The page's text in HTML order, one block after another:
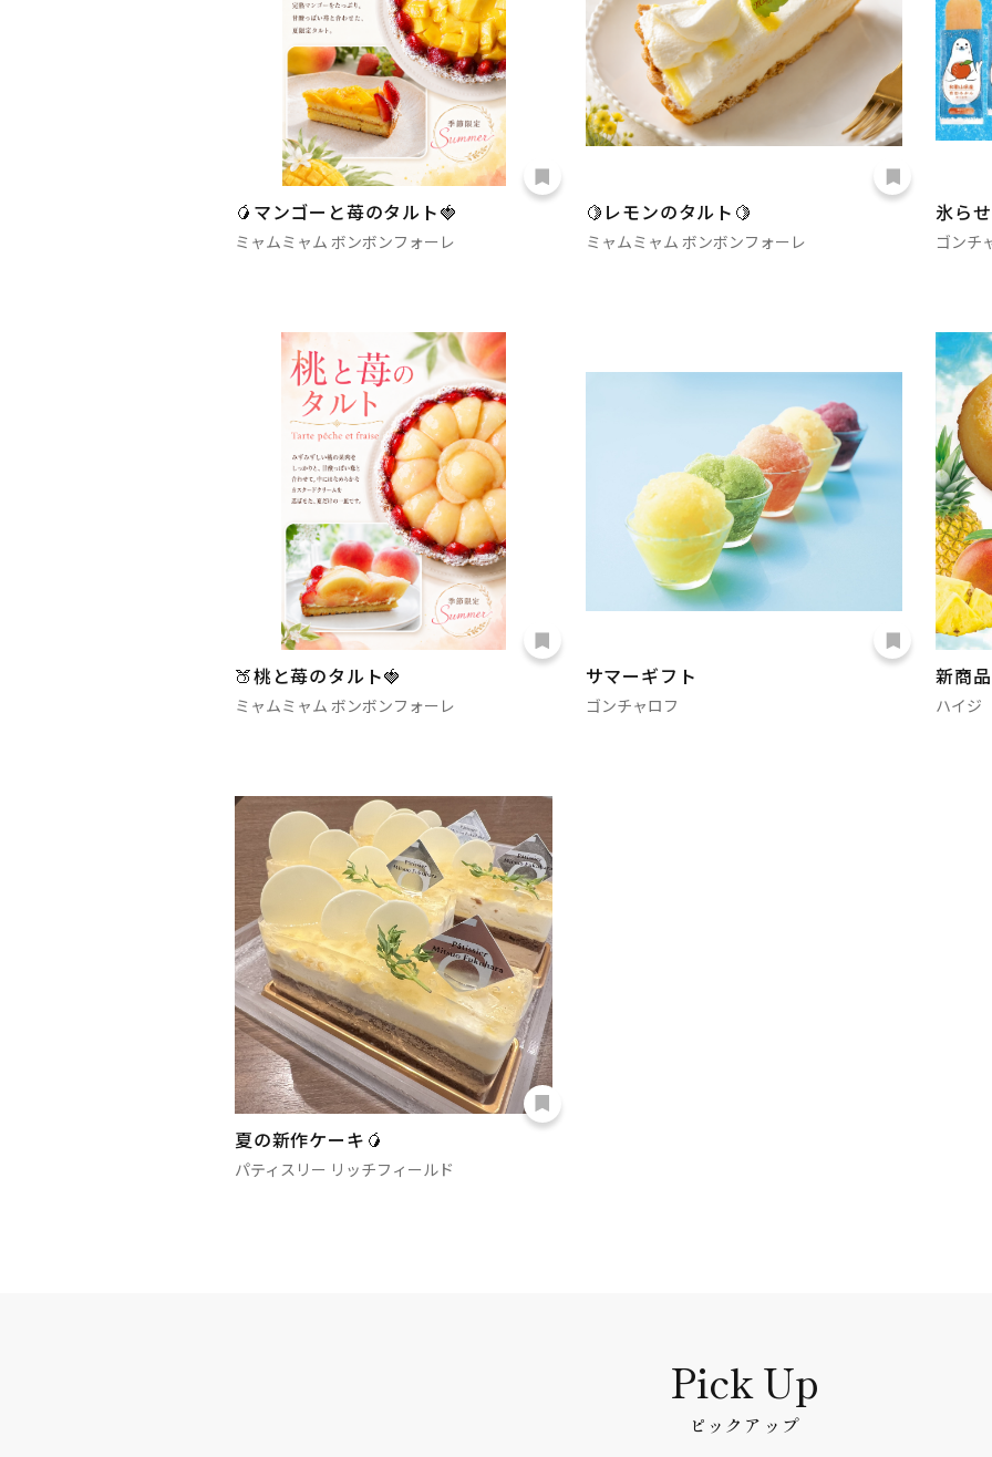
🥭マンゴーと苺のタルト🍓
ミャムミャム ボンボンフォーレ
🍋レモンのタルト🍋
ミャムミャム ボンボンフォーレ
氷ら
ゴンチ
🍑桃と苺のタルト🍓
ミャムミャム ボンボンフォーレ
サマーギフト
ゴンチャロフ
新商
ハイジ
夏の新作ケーキ🥭
パティスリー リッチフィールド
ピックアップ